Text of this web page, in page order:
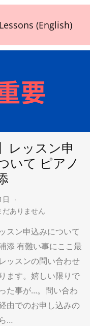
(English)
レッスン申
いて ピアノ
だありません
スン申込みについて
添 有難い事にここ最
ッスンの問い合わせ
ます。嬉しい限りで
た事が…。問い合わ
由でのお申し込みの
…